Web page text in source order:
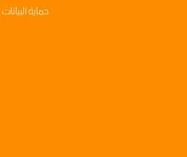
حماية البيانات